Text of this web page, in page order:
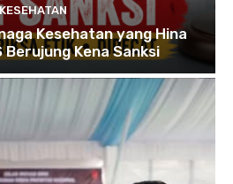
KESEHATAN
Kesehatan yang Hina
Berujung Kena Sanksi